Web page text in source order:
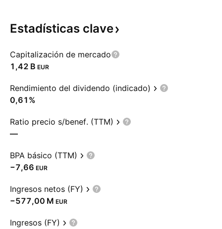
Estadísticas clave
Capitalización de mercado
‪1,42 B‬ EUR
Rendimiento del dividendo (indicado)
0,61%
Ratio precio s/benef. (TTM)
—
BPA básico (TTM)
−7,66 EUR
Ingresos netos (FY)
‪−577,00 M‬ EUR
Ingresos (FY)